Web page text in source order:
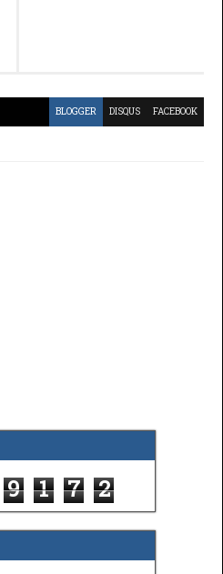
BLOGGER DISQUS FACEBOOK
9 1 7 2